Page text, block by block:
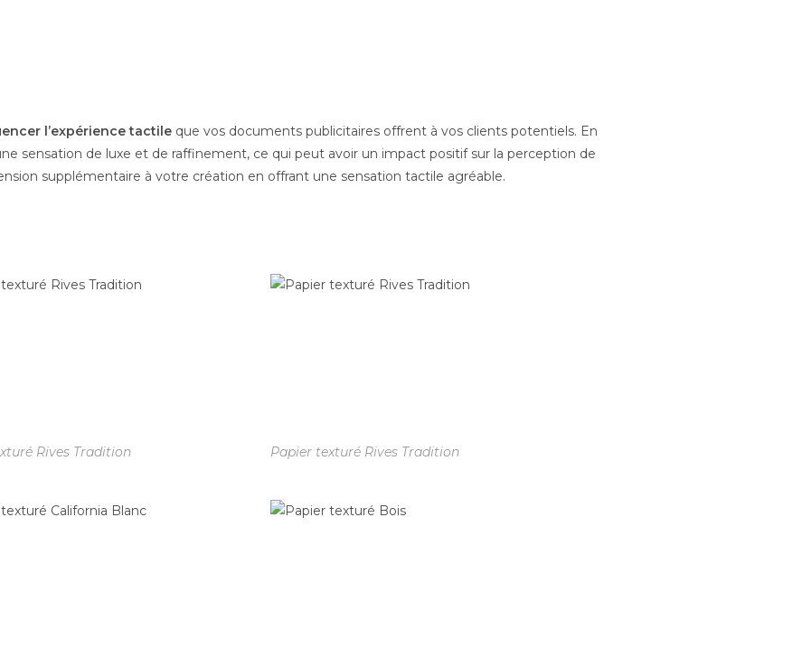
l’expérience tactile que vos documents publicitaires offrent à vos clients potentiels. En
sensation de luxe et de raffinement, ce qui peut avoir un impact positif sur la perception de
supplémentaire à votre création en offrant une sensation tactile agréable.
Rives Tradition Papier texturé Rives Tradition